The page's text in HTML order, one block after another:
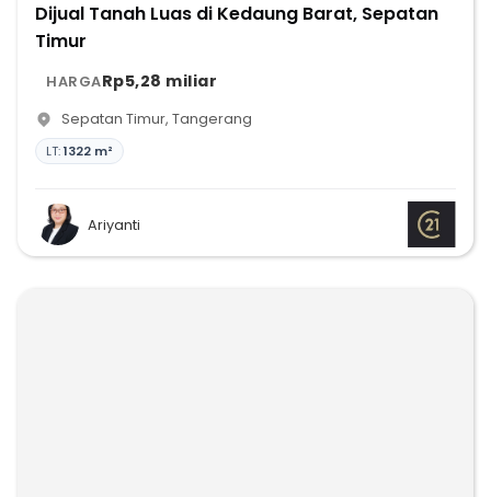
Dijual Tanah Luas di Kedaung Barat, Sepatan
Timur
HARGARp5,28 miliar
Sepatan Timur, Tangerang
LT:1322 m²
Ariyanti